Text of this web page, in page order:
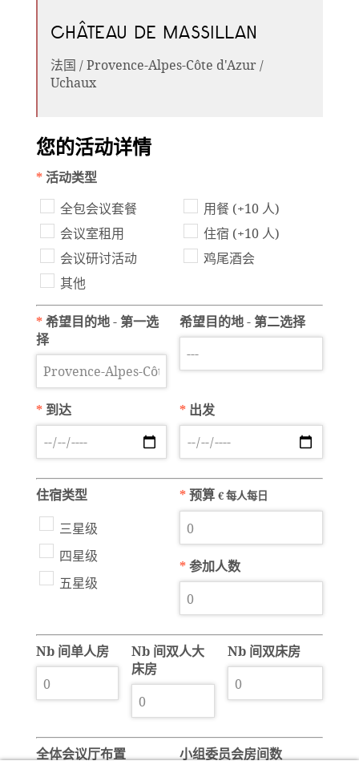
CHÂTEAU DE MASSILLAN
法国 / Provence-Alpes-Côte d'Azur /
Uchaux
您的活动详情
*活动类型
全包会议套餐
用餐 (+10 人)
会议室租用
住宿 (+10 人)
会议研讨活动
鸡尾酒会
其他
*希望目的地 - 第一选
择
希望目的地 - 第二选择
* 到达 * 出发
住宿类型
三星级
四星级
五星级
*预算 € 每人每日
*参加人数
Nb 间单人房
Nb 间双人大
床房
Nb 间双床房
全体会议厅布置 小组委员会房间数